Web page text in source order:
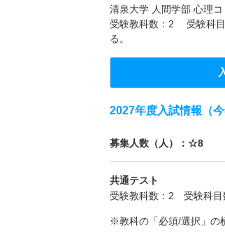
清泉大学 人間学部 心理
受験教科数：2 受験科
る。
2027年度入試情報（今
募集人数（人）：☆8
共通テスト
受験教科数：2 受験科
※教科の「必須/選択」の